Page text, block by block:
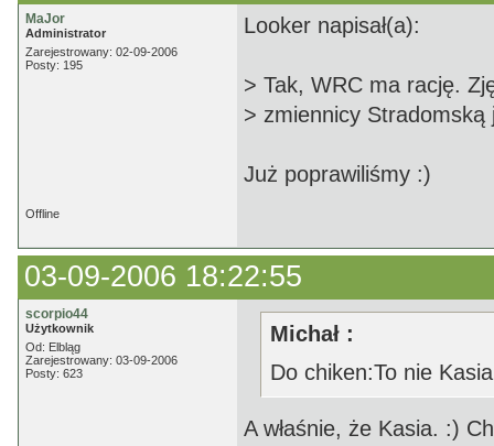
MaJor
Administrator
Zarejestrowany: 02-09-2006
Posty: 195
Looker napisał(a):
> Tak, WRC ma rację.
> zmiennicy Stradomską
Już poprawiliśmy :)
Offline
03-09-2006 18:22:55
scorpio44
Użytkownik
Od: Elbląg
Zarejestrowany: 03-09-2006
Posty: 623
Michał :
Do chiken:To nie
A właśnie, że Kasia. :)